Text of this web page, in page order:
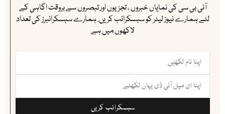
آئی بی سی کی نمایاں خبروں ، تجزیوں اور تبصروں سے بروقت اگاہی کے
لئے ہمارے نیوز لیٹر کو سبسکرائب کریں. ہمارے سبسکرائبرز کی تعداد
لاکھوں میں ہے
سبسکرائب کریں